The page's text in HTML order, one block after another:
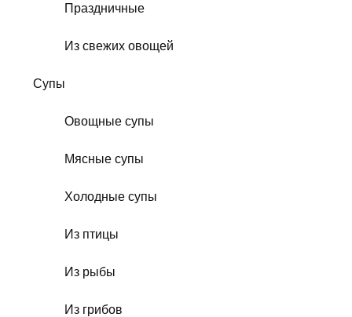
Праздничные
Из свежих овощей
Супы
Овощные супы
Мясные супы
Холодные супы
Из птицы
Из рыбы
Из грибов